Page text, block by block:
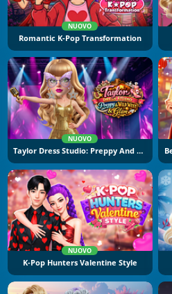
NUOVO
Romantic K-Pop Transformation
NUOVO
Taylor Dress Studio: Preppy And Wild West Glam
NUOVO
K-Pop Hunters Valentine Style